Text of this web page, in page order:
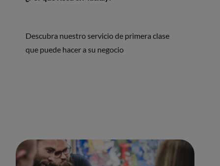
Descubra nuestro servicio de primera clase
que puede hacer a su negocio